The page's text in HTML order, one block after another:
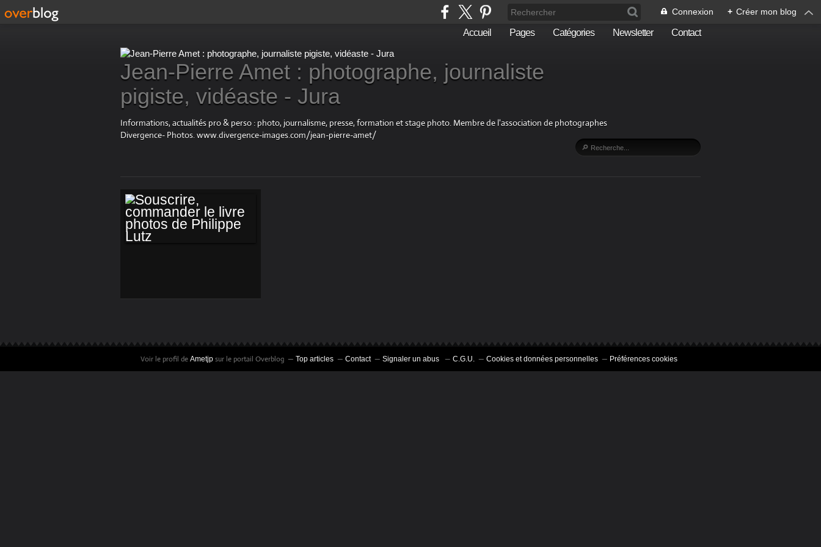
Connexion + Créer mon blog
Accueil Pages Catégories Newsletter Contact
Jean-Pierre Amet : photographe, journaliste
pigiste, vidéaste - Jura
Informations, actualités pro & perso : photo, journalisme, presse, formation et stage photo. Membre de l'association de photographes
Divergence- Photos. www.divergence-images.com/jean-pierre-amet/
COMMANDER LE
Voir le profil de Ametjpsur le portail Overblog Top articles Contact Signaler un abus C.G.U. Cookies et données personnelles Préférences cookies